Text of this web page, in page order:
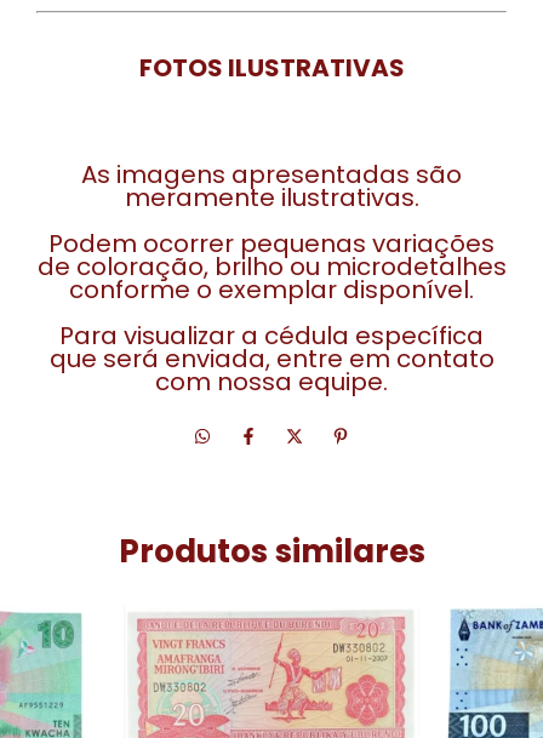
FOTOS ILUSTRATIVAS
As imagens apresentadas são
meramente ilustrativas.
Podem ocorrer pequenas variações
de coloração, brilho ou microdetalhes
conforme o exemplar disponível.
Para visualizar a cédula específica
que será enviada, entre em contato
com nossa equipe.
Produtos similares